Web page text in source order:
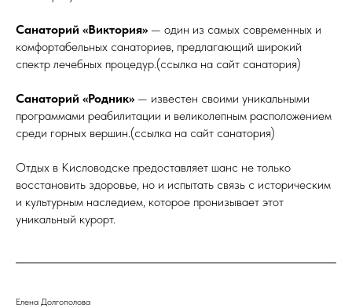
Санаторий «Виктория» — один из самых современных и
комфортабельных санаториев, предлагающий широкий
спектр лечебных процедур.(ссылка на сайт санатория)
Санаторий «Родник» — известен своими уникальными
программами реабилитации и великолепным расположением
среди горных вершин.(ссылка на сайт санатория)
Отдых в Кисловодске предоставляет шанс не только
восстановить здоровье, но и испытать связь с историческим
и культурным наследием, которое пронизывает этот
уникальный курорт.
Елена Долгополова